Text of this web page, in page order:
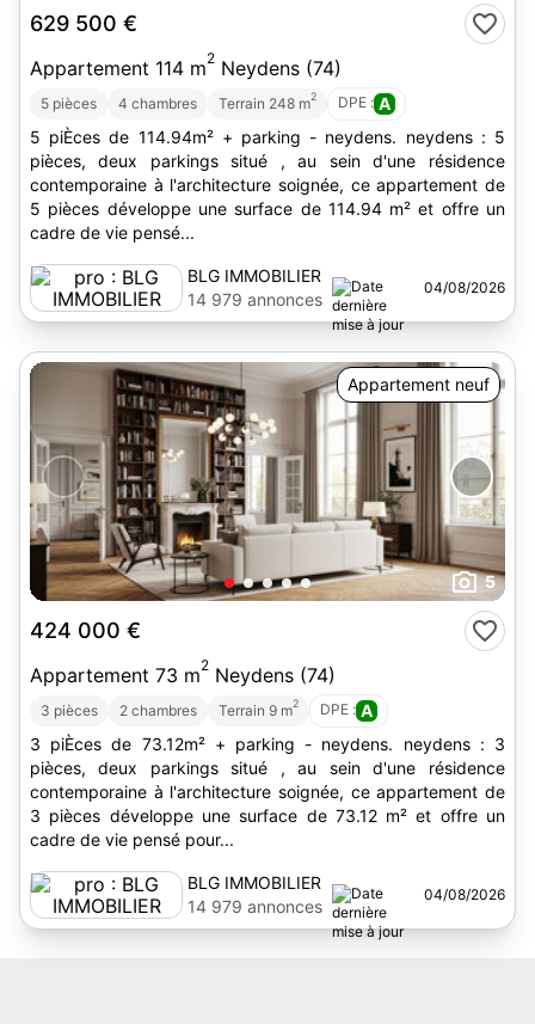
629 500 €
Appartement 114 m2 Neydens (74)
5 pièces 4 chambres Terrain 248 m2 DPE : A
5 piÈces de 114.94m² + parking - neydens. neydens : 5
pièces, deux parkings situé , au sein d'une résidence
contemporaine à l'architecture soignée, ce appartement de
5 pièces développe une surface de 114.94 m² et offre un
cadre de vie pensé...
BLG IMMOBILIER
14 979 annonces
04/08/2026
Appartement neuf
5
424 000 €
Appartement 73 m2 Neydens (74)
3 pièces 2 chambres Terrain 9 m2 DPE : A
3 piÈces de 73.12m² + parking - neydens. neydens : 3
pièces, deux parkings situé , au sein d'une résidence
contemporaine à l'architecture soignée, ce appartement de
3 pièces développe une surface de 73.12 m² et offre un
cadre de vie pensé pour...
BLG IMMOBILIER
14 979 annonces
04/08/2026